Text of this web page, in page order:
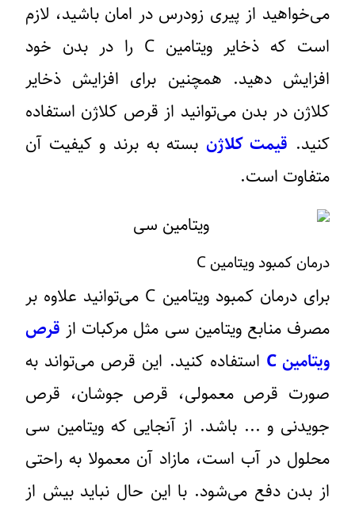
می‌خواهید از پیری زودرس در امان باشید، لازم
است که ذخایر ویتامین C را در بدن خود
افزایش دهید. همچنین برای افزایش ذخایر
کلاژن در بدن می‌توانید از قرص کلاژن استفاده
کنید. قیمت کلاژن بسته به برند و کیفیت آن
متفاوت است.
درمان کمبود ویتامین C
برای درمان کمبود ویتامین C می‌توانید علاوه بر
مصرف منابع ویتامین سی مثل مرکبات از قرص
ویتامین C
استفاده کنید. این قرص می‌تواند به
صورت قرص معمولی، قرص جوشان، قرص
جویدنی و ... باشد. از آنجایی که ویتامین سی
محلول در آب است، مازاد آن معمولا به راحتی
از بدن دفع می‌شود. با این حال نباید بیش از